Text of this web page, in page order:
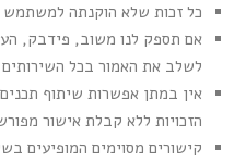
כל זכות שלא הוקנתה
אם תספק לנו משוב, פידבק,
לשלב את האמור בכל השירותים
אין במתן אפשרות שיתוף
הזכויות ללא קבלת אישור
קישורים מסוימים המופיעים